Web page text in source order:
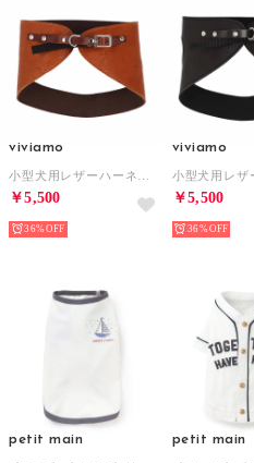
viviamo
￥5,500
36%
viviamo
￥5,500
36%
petit main petit main